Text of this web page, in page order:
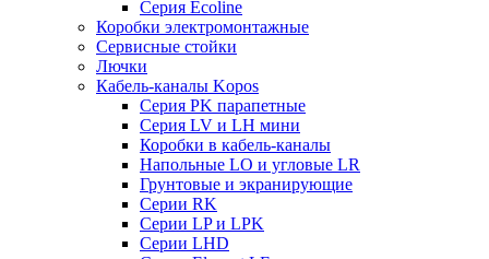
Серия Ecoline
Коробки электромонтажные
Сервисные стойки
Лючки
Кабель-каналы Kopos
Серия PK парапетные
Серия LV и LH мини
Коробки в кабель-каналы
Напольные LO и угловые LR
Грунтовые и экранирующие
Серии RK
Серии LP и LPK
Серии LHD